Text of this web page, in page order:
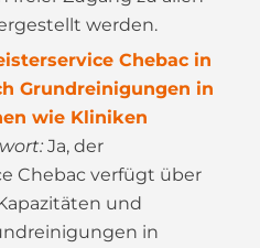
werden.
Chebac in
Grundreinigungen in
wie Kliniken
Ja, der
Chebac verfügt über
und
in